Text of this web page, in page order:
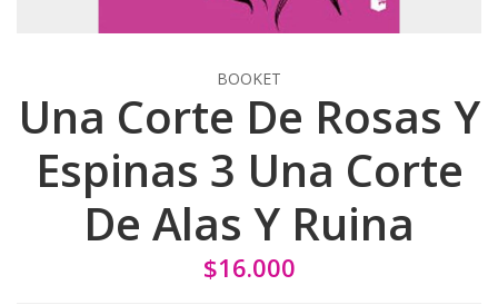
BOOKET
Una Corte De Rosas Y
Espinas 3 Una Corte
De Alas Y Ruina
$16.000